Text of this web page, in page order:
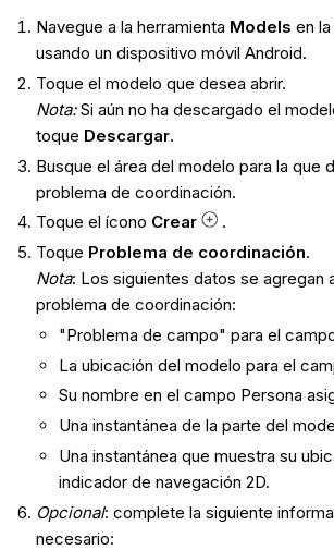
Navegue a la herramienta Models en
usando un dispositivo móvil Android.
Toque el modelo que desea abrir.
Nota:Si aún no ha descargado el
toque Descargar.
Busque el área del modelo para la que
problema de coordinación.
Toque el ícono Crear
.
Toque Problema de coordinación.
Nota: Los siguientes datos se agregan
problema de coordinación:
"Problema de campo" para el
La ubicación del modelo para el
Su nombre en el campo Persona
Una instantánea de la parte del
Una instantánea que muestra su
indicador de navegación 2D.
Opcional: complete la siguiente
necesario: